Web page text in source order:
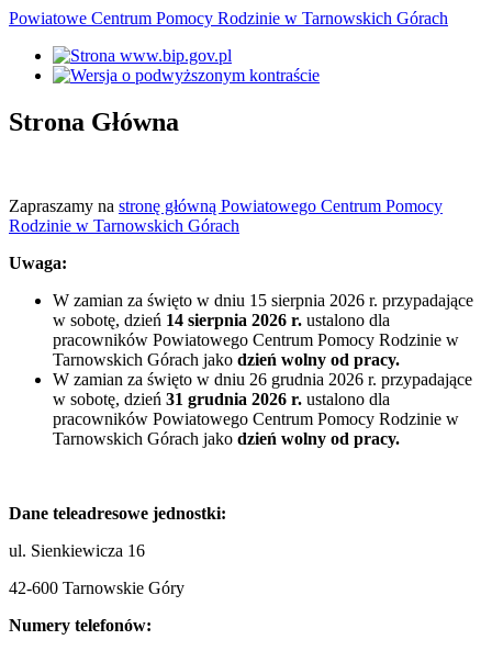
Powiatowe Centrum Pomocy Rodzinie w Tarnowskich Górach
Strona Główna
Zapraszamy na stronę główną Powiatowego Centrum Pomocy
Rodzinie w Tarnowskich Górach
Uwaga:
W zamian za święto w dniu 15 sierpnia 2026 r. przypadające
w sobotę, dzień 14 sierpnia 2026 r. ustalono dla
pracowników Powiatowego Centrum Pomocy Rodzinie w
Tarnowskich Górach jako dzień wolny od pracy.
W zamian za święto w dniu 26 grudnia 2026 r. przypadające
w sobotę, dzień 31 grudnia 2026 r. ustalono dla
pracowników Powiatowego Centrum Pomocy Rodzinie w
Tarnowskich Górach jako dzień wolny od pracy.
Dane teleadresowe jednostki:
ul. Sienkiewicza 16
42-600 Tarnowskie Góry
Numery telefonów: